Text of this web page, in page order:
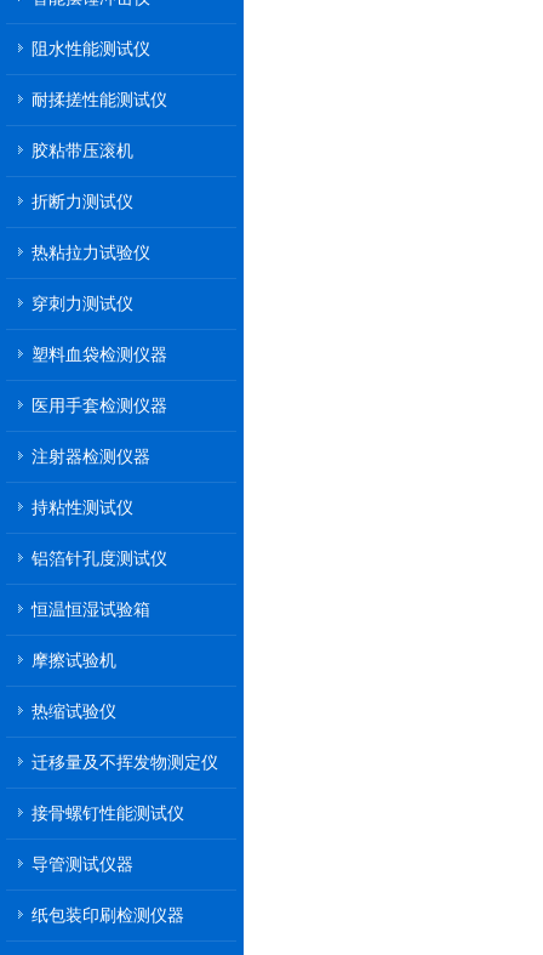
阻水性能测试仪
耐揉搓性能测试仪
胶粘带压滚机
折断力测试仪
热粘拉力试验仪
穿刺力测试仪
塑料血袋检测仪器
医用手套检测仪器
注射器检测仪器
持粘性测试仪
铝箔针孔度测试仪
恒温恒湿试验箱
摩擦试验机
热缩试验仪
迁移量及不挥发物测定仪
接骨螺钉性能测试仪
导管测试仪器
纸包装印刷检测仪器